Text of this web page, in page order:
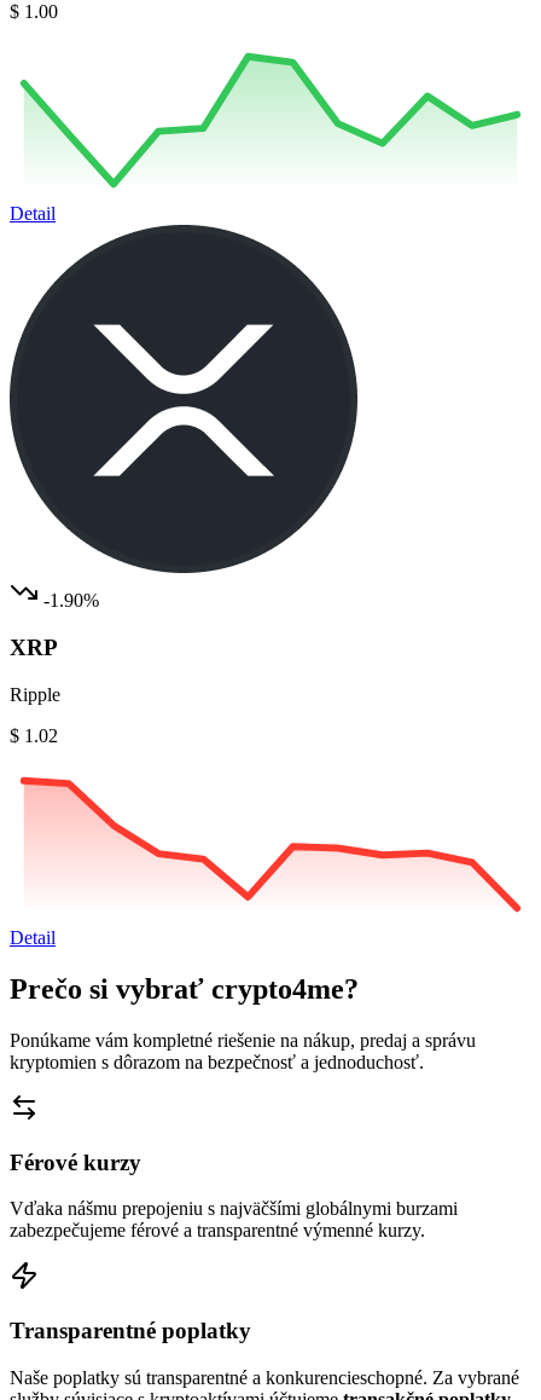
$ 1.00
Detail
-1.90%
XRP
Ripple
$ 1.02
Detail
Prečo si vybrať crypto4me?
Ponúkame vám kompletné riešenie na nákup, predaj a správu
kryptomien s dôrazom na bezpečnosť a jednoduchosť.
Férové kurzy
Vďaka nášmu prepojeniu s najväčšími globálnymi burzami
zabezpečujeme férové a transparentné výmenné kurzy.
Transparentné poplatky
Naše poplatky sú transparentné a konkurencieschopné. Za vybrané